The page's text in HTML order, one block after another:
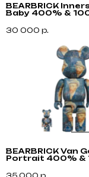
BEARBRICK
Baby 400% &
30 000 р.
BEARBRICK Van
Portrait 400% &
Не нашли
уточнения деталей и
с приобретением даже